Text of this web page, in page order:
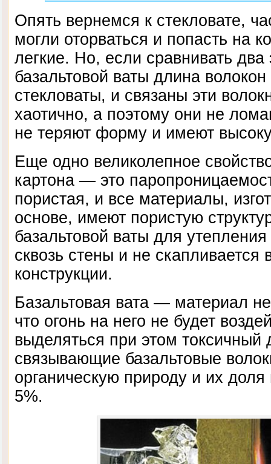
Опять вернемся к стекловате,
могли оторваться и попасть на
легкие. Но, если сравнивать два
базальтовой ваты длина
стекловаты, и связаны эти
хаотично, а поэтому они не
не теряют форму и имеют
Еще одно великолепное
картона — это
пористая, и все материалы,
основе, имеют пористую
базальтовой ваты для
сквозь стены и не скапливается
конструкции.
Базальтовая вата — материал
что огонь на него не будет
выделяться при этом
связывающие базальтовые
органическую природу и их
5%.